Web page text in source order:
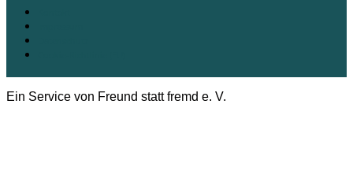
Ein Service von Freund statt fremd e. V.